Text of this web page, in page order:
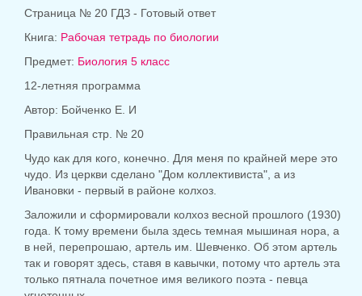
Страница № 20 ГДЗ - Готовый ответ
Книга: Рабочая тетрадь по биологии
Предмет: Биология 5 класс
12-летняя программа
Автор: Бойченко Е. И
Правильная стр. № 20
Чудо как для кого, конечно. Для меня по крайней мере это
чудо. Из церкви сделано "Дом коллективиста", а из
Ивановки - первый в районе колхоз.
Заложили и сформировали колхоз весной прошлого (1930)
года. К тому времени была здесь темная мышиная нора, а
в ней, перепрошаю, артель им. Шевченко. Об этом артель
так и говорят здесь, ставя в кавычки, потому что артель эта
только пятнала почетное имя великого поэта - певца